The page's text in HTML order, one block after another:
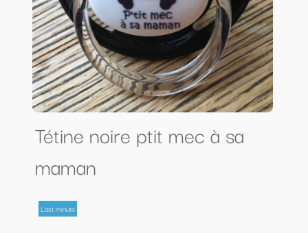
Tétine noire ptit mec à sa
maman
Last minute